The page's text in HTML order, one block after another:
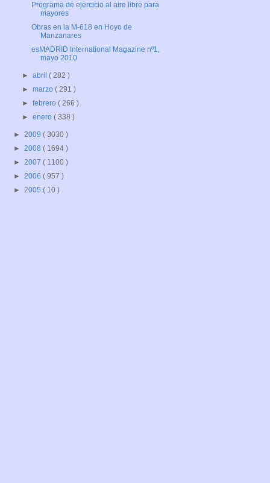
Programa de ejercicio al aire libre para
mayores
Obras en la M-618 en Hoyo de
Manzanares
esMADRID International Magazine nº1,
mayo 2010
►abril( 282 )
►marzo( 291 )
►febrero( 266 )
►enero( 338 )
► 2009 ( 3030 )
► 2008 ( 1694 )
► 2007 ( 1100 )
► 2006 ( 957 )
► 2005 ( 10 )